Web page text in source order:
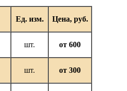
Ед. изм. Цена, руб.
шт. от 600
шт. от 300